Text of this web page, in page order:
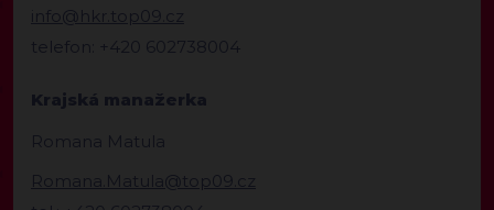
info@hkr.top09.cz
telefon: +420 602738004
Krajská manažerka
Romana Matula
Romana.Matula@top09.cz